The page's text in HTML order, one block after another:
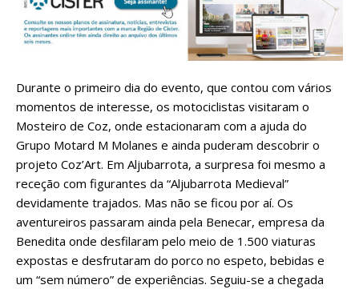
Durante o primeiro dia do evento, que contou com vários
momentos de interesse, os motociclistas visitaram o
Mosteiro de Coz, onde estacionaram com a ajuda do
Grupo Motard M Molanes e ainda puderam descobrir o
projeto Coz’Art. Em Aljubarrota, a surpresa foi mesmo a
receção com figurantes da “Aljubarrota Medieval”
devidamente trajados. Mas não se ficou por aí. Os
aventureiros passaram ainda pela Benecar, empresa da
Benedita onde desfilaram pelo meio de 1.500 viaturas
expostas e desfrutaram do porco no espeto, bebidas e
um “sem número” de experiências. Seguiu-se a chegada